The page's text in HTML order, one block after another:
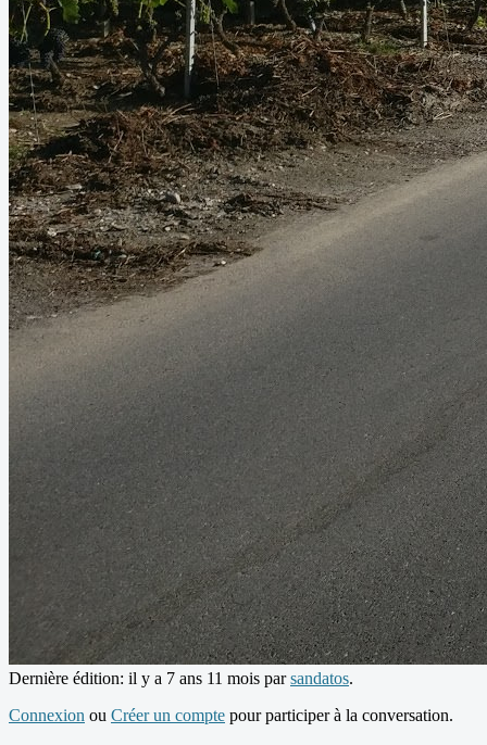
Dernière édition: il y a 7 ans 11 mois parsandatos.
Connexion ou Créer un compte pour participer à la conversation.